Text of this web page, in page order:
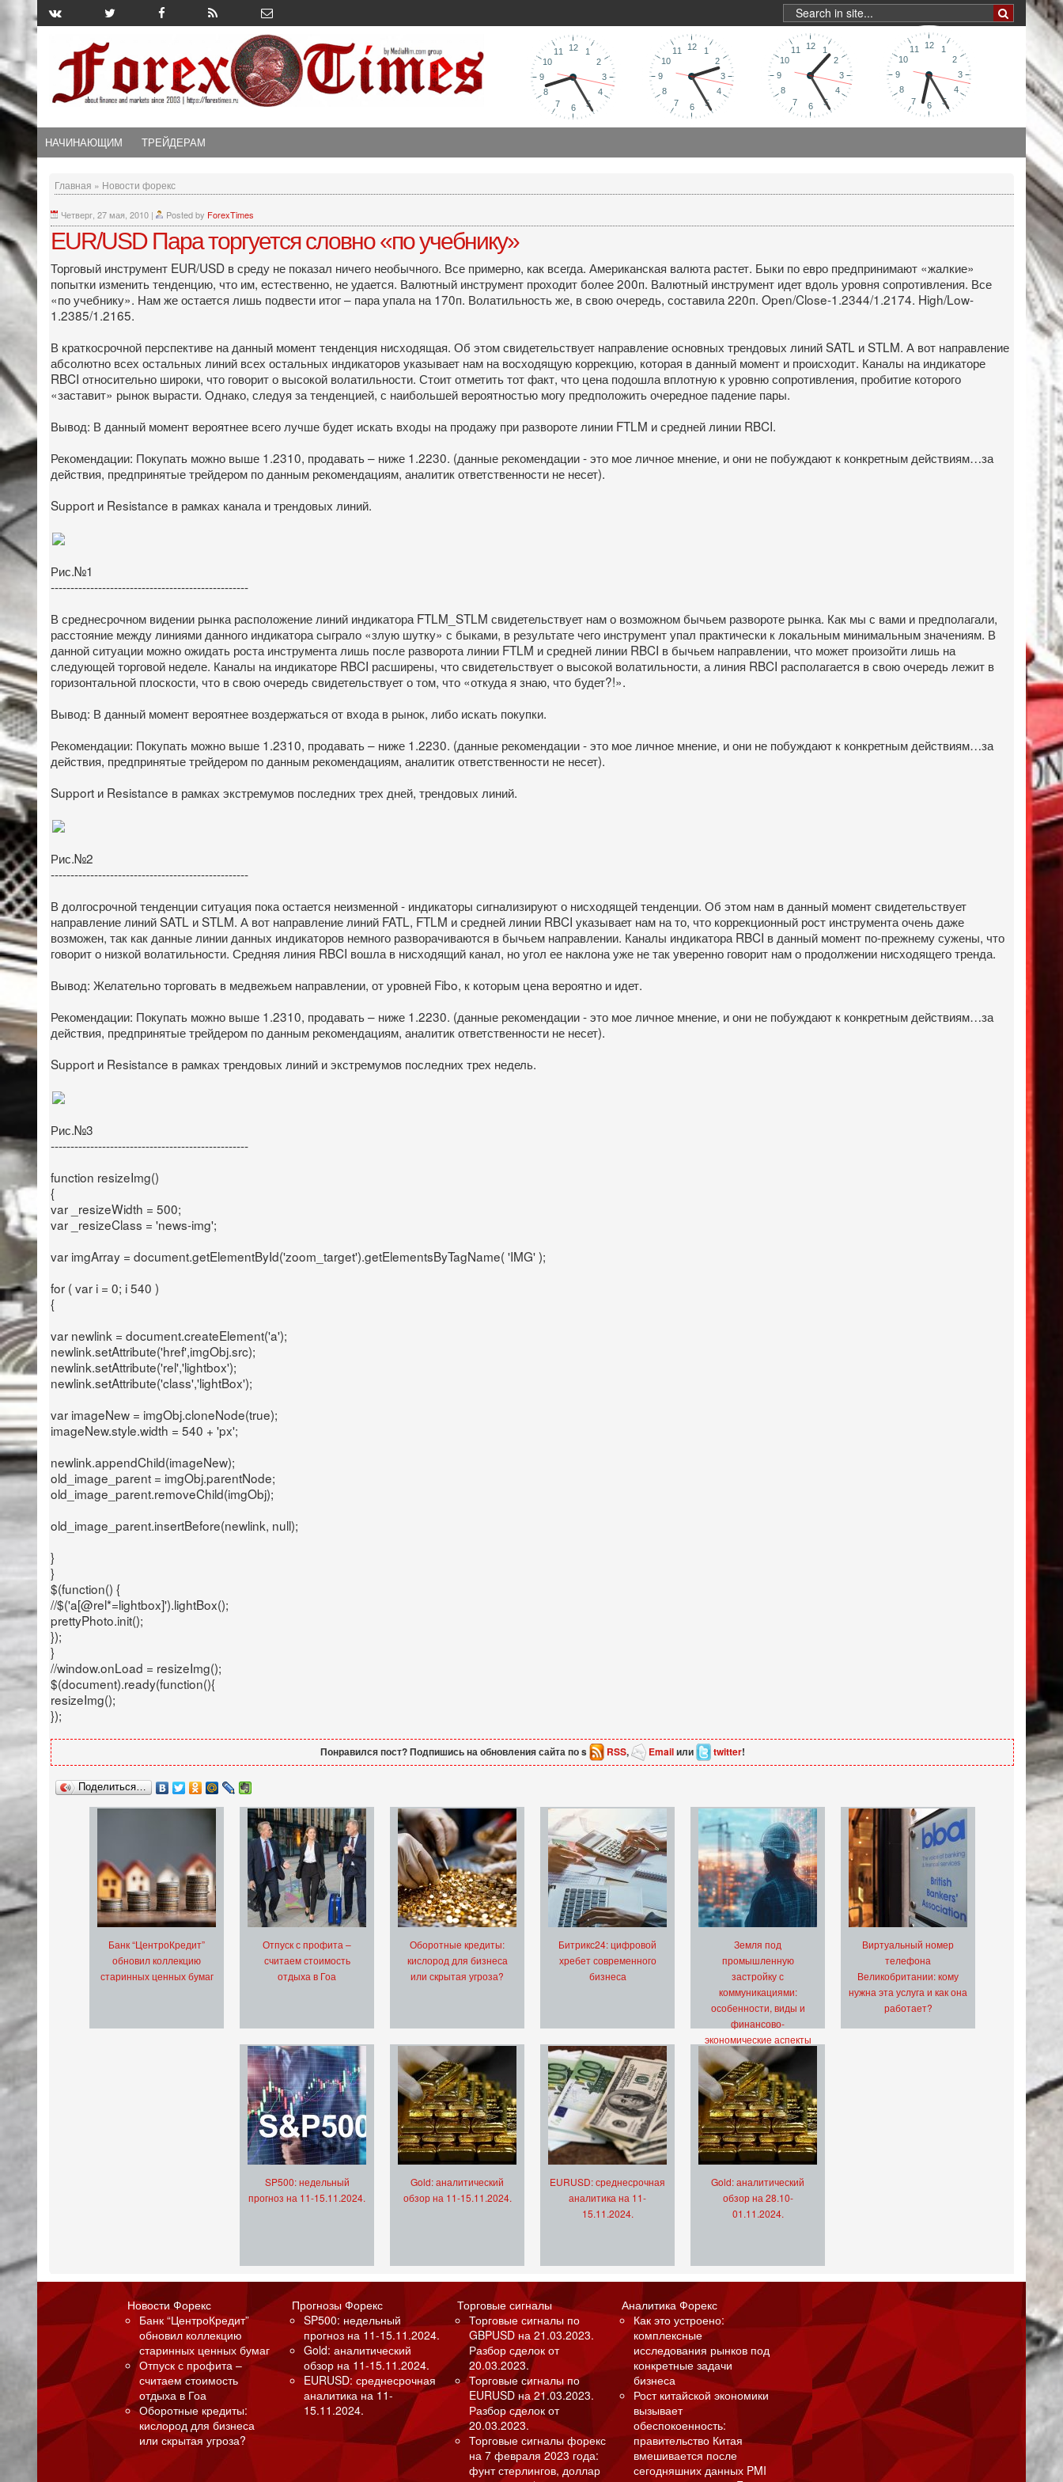
НАЧИНАЮЩИМ ТРЕЙДЕРАМ
Главная » Новости форекс
Четверг, 27 мая, 2010 | Posted by ForexTimes
EUR/USD Пара торгуется словно «по учебнику»
Торговый инструмент EUR/USD в среду не показал ничего необычного. Все примерно, как всегда. Американская валюта растет. Быки по евро предпринимают «жалкие»
попытки изменить тенденцию, что им, естественно, не удается. Валютный инструмент проходит более 200п. Валютный инструмент идет вдоль уровня сопротивления. Все
«по учебнику». Нам же остается лишь подвести итог – пара упала на 170п. Волатильность же, в свою очередь, составила 220п. Open/Close-1.2344/1.2174. High/Low-
1.2385/1.2165.
В краткосрочной перспективе на данный момент тенденция нисходящая. Об этом свидетельствует направление основных трендовых линий SATL и STLM. А вот направление
абсолютно всех остальных линий всех остальных индикаторов указывает нам на восходящую коррекцию, которая в данный момент и происходит. Каналы на индикаторе
RBCI относительно широки, что говорит о высокой волатильности. Стоит отметить тот факт, что цена подошла вплотную к уровню сопротивления, пробитие которого
«заставит» рынок вырасти. Однако, следуя за тенденцией, с наибольшей вероятностью могу предположить очередное падение пары.
Вывод: В данный момент вероятнее всего лучше будет искать входы на продажу при развороте линии FTLM и средней линии RBCI.
Рекомендации: Покупать можно выше 1.2310, продавать – ниже 1.2230. (данные рекомендации - это мое личное мнение, и они не побуждают к конкретным действиям…за
действия, предпринятые трейдером по данным рекомендациям, аналитик ответственности не несет).
Support и Resistance в рамках канала и трендовых линий.
Рис.№1
--------------------------------------------------
В среднесрочном видении рынка расположение линий индикатора FTLM_STLM свидетельствует нам о возможном бычьем развороте рынка. Как мы с вами и предполагали,
расстояние между линиями данного индикатора сыграло «злую шутку» с быками, в результате чего инструмент упал практически к локальным минимальным значениям. В
данной ситуации можно ожидать роста инструмента лишь после разворота линии FTLM и средней линии RBCI в бычьем направлении, что может произойти лишь на
следующей торговой неделе. Каналы на индикаторе RBCI расширены, что свидетельствует о высокой волатильности, а линия RBCI располагается в свою очередь лежит в
горизонтальной плоскости, что в свою очередь свидетельствует о том, что «откуда я знаю, что будет?!».
Вывод: В данный момент вероятнее воздержаться от входа в рынок, либо искать покупки.
Рекомендации: Покупать можно выше 1.2310, продавать – ниже 1.2230. (данные рекомендации - это мое личное мнение, и они не побуждают к конкретным действиям…за
действия, предпринятые трейдером по данным рекомендациям, аналитик ответственности не несет).
Support и Resistance в рамках экстремумов последних трех дней, трендовых линий.
Рис.№2
--------------------------------------------------
В долгосрочной тенденции ситуация пока остается неизменной - индикаторы сигнализируют о нисходящей тенденции. Об этом нам в данный момент свидетельствует
направление линий SATL и STLM. А вот направление линий FATL, FTLM и средней линии RBCI указывает нам на то, что коррекционный рост инструмента очень даже
возможен, так как данные линии данных индикаторов немного разворачиваются в бычьем направлении. Каналы индикатора RBCI в данный момент по-прежнему сужены, что
говорит о низкой волатильности. Средняя линия RBCI вошла в нисходящий канал, но угол ее наклона уже не так уверенно говорит нам о продолжении нисходящего тренда.
Вывод: Желательно торговать в медвежьем направлении, от уровней Fibo, к которым цена вероятно и идет.
Рекомендации: Покупать можно выше 1.2310, продавать – ниже 1.2230. (данные рекомендации - это мое личное мнение, и они не побуждают к конкретным действиям…за
действия, предпринятые трейдером по данным рекомендациям, аналитик ответственности не несет).
Support и Resistance в рамках трендовых линий и экстремумов последних трех недель.
Рис.№3
--------------------------------------------------
function resizeImg()
{
var _resizeWidth = 500;
var _resizeClass = 'news-img';
var imgArray = document.getElementById('zoom_target').getElementsByTagName( 'IMG' );
for ( var i = 0; i 540 )
{
var newlink = document.createElement('a');
newlink.setAttribute('href',imgObj.src);
newlink.setAttribute('rel','lightbox');
newlink.setAttribute('class','lightBox');
var imageNew = imgObj.cloneNode(true);
imageNew.style.width = 540 + 'px';
newlink.appendChild(imageNew);
old_image_parent = imgObj.parentNode;
old_image_parent.removeChild(imgObj);
old_image_parent.insertBefore(newlink, null);
}
}
$(function() {
//$('a[@rel*=lightbox]').lightBox();
prettyPhoto.init();
});
}
//window.onLoad = resizeImg();
$(document).ready(function(){
resizeImg();
});
Понравился пост? Подпишись на обновления сайта по s RSS, Emailили twitter!
Поделиться…
Банк “ЦентроКредит”
обновил коллекцию
старинных ценных бумаг
Отпуск с профита –
считаем стоимость
отдыха в Гоа
Оборотные кредиты:
кислород для бизнеса
или скрытая угроза?
Битрикс24: цифровой
хребет современного
бизнеса
Земля под
промышленную
застройку с
коммуникациями:
особенности, виды и
финансово-
экономические аспекты
Виртуальный номер
телефона
Великобритании: кому
нужна эта услуга и как она
работает?
SP500: недельный
прогноз на 11-15.11.2024.
Gold: аналитический
обзор на 11-15.11.2024.
EURUSD: среднесрочная
аналитика на 11-
15.11.2024.
Gold: аналитический
обзор на 28.10-
01.11.2024.
Новости Форекс
Банк “ЦентроКредит”
обновил коллекцию
старинных ценных бумаг
Отпуск с профита –
считаем стоимость
отдыха в Гоа
Оборотные кредиты:
кислород для бизнеса
или скрытая угроза?
Прогнозы Форекс
SP500: недельный
прогноз на 11-15.11.2024.
Gold: аналитический
обзор на 11-15.11.2024.
EURUSD: среднесрочная
аналитика на 11-
15.11.2024.
Торговые сигналы
Торговые сигналы по
GBPUSD на 21.03.2023.
Разбор сделок от
20.03.2023.
Торговые сигналы по
EURUSD на 21.03.2023.
Разбор сделок от
20.03.2023.
Торговые сигналы форекс
на 7 февраля 2023 года:
фунт стерлингов, доллар
Аналитика Форекс
Как это устроено:
комплексные
исследования рынков под
конкретные задачи
бизнеса
Рост китайской экономики
вызывает
обеспокоенность:
правительство Китая
вмешивается после
сегодняшних данных PMI